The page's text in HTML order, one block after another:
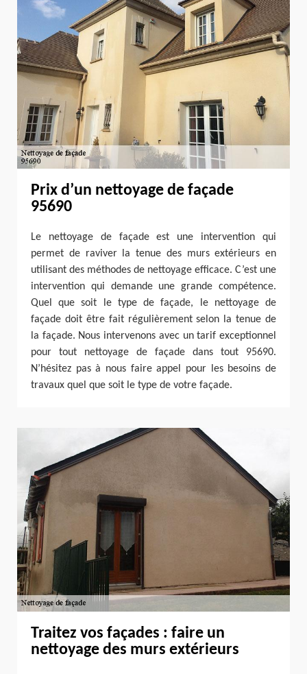
Prix d’un nettoyage de façade
95690
Le nettoyage de façade est une intervention qui
permet de raviver la tenue des murs extérieurs en
utilisant des méthodes de nettoyage efficace. C’est une
intervention qui demande une grande compétence.
Quel que soit le type de façade, le nettoyage de
façade doit être fait régulièrement selon la tenue de
la façade. Nous intervenons avec un tarif exceptionnel
pour tout nettoyage de façade dans tout 95690.
N’hésitez pas à nous faire appel pour les besoins de
travaux quel que soit le type de votre façade.
Traitez vos façades : faire un
nettoyage des murs extérieurs